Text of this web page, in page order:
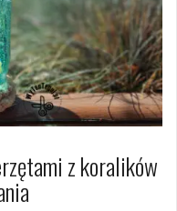
z koralików